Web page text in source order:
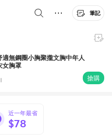
筆記
無鋼圈小胸聚攏文胸中年人
女胸罩
搶購
近一年最省
$78